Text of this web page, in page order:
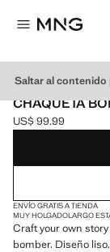
Saltar al contenido
MANGO STARRING
CHAQUETA
Precio actual [US$
US$ 99.99
Selecciona un color
ENVÍO GRATIS A TIENDA
MUY HOLGADOLARGO
Craft your own
bomber. Diseño